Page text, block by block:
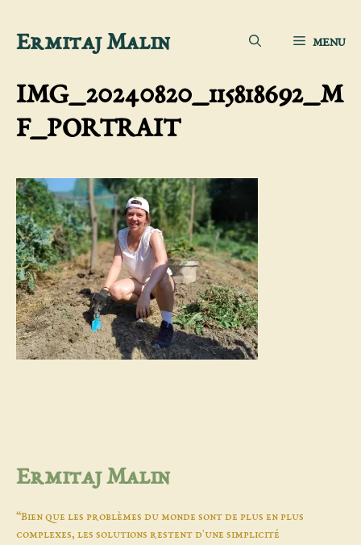
Aller
contenu
Ermitaj Malin MENU
IMG_20240820_115818692_M
F_PORTRAIT
Ermitaj Malin
“Bien que les problèmes du monde sont de plus en plus
complexes, les solutions restent d'une simplicité